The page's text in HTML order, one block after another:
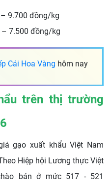
9.700 đồng/kg
– 7.500 đồng/kg
Cái Hoa Vàng hôm nay
trên thị trường
gạo xuất khẩu Việt Nam
Hiệp hội Lương thực Việt
bán ở mức 517 - 521